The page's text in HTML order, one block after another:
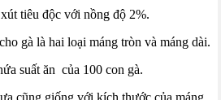
tiêu độc với nồng độ 2%.
gà là hai loại máng tròn và máng dài.
suất ăn của 100 con gà.